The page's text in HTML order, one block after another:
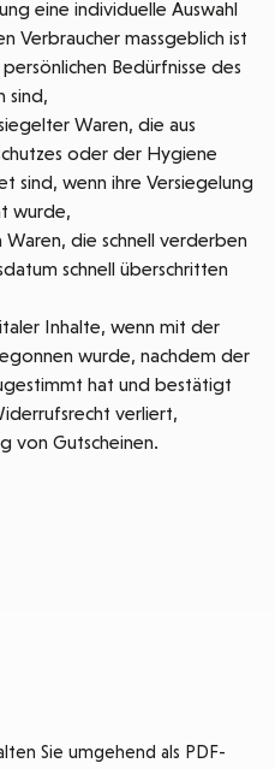
eine individuelle Auswahl
Verbraucher massgeblich ist
Bedürfnisse des
sind,
Waren, die aus
oder der Hygiene
sind, wenn ihre Versiegelung
wurde,
die schnell verderben
schnell überschritten
Inhalte, wenn mit der
wurde, nachdem der
hat und bestätigt
verliert,
von Gutscheinen.
Sie umgehend als PDF-